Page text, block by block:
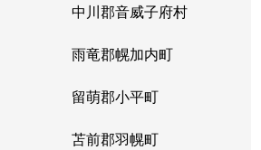
中川郡音威子府村
雨竜郡幌加内町
留萌郡小平町
苫前郡羽幌町